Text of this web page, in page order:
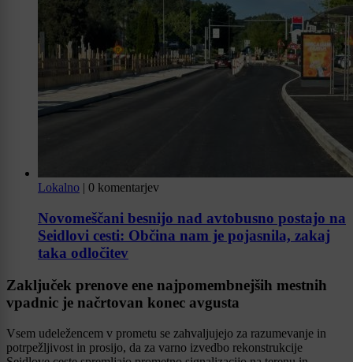
Lokalno | 0 komentarjev
Novomeščani besnijo nad avtobusno postajo na
Seidlovi cesti: Občina nam je pojasnila, zakaj
taka odločitev
Zaključek prenove ene najpomembnejših mestnih
vpadnic je načrtovan konec avgusta
Vsem udeležencem v prometu se zahvaljujejo za razumevanje in
potrpežljivost in prosijo, da za varno izvedbo rekonstrukcije